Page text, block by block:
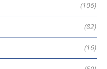
(106)
(82)
(16)